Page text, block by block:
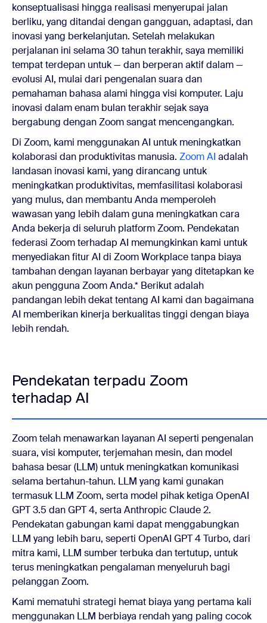
konseptualisasi hingga realisasi menyerupai jalan
berliku, yang ditandai dengan gangguan, adaptasi, dan
inovasi yang berkelanjutan. Setelah melakukan
perjalanan ini selama 30 tahun terakhir, saya memiliki
tempat terdepan untuk — dan berperan aktif dalam —
evolusi AI, mulai dari pengenalan suara dan
pemahaman bahasa alami hingga visi komputer. Laju
inovasi dalam enam bulan terakhir sejak saya
bergabung dengan Zoom sangat mencengangkan.
Di Zoom, kami menggunakan AI untuk meningkatkan
kolaborasi dan produktivitas manusia. Zoom AI adalah
landasan inovasi kami, yang dirancang untuk
meningkatkan produktivitas, memfasilitasi kolaborasi
yang mulus, dan membantu Anda memperoleh
wawasan yang lebih dalam guna meningkatkan cara
Anda bekerja di seluruh platform Zoom. Pendekatan
federasi Zoom terhadap AI memungkinkan kami untuk
menyediakan fitur AI di Zoom Workplace tanpa biaya
tambahan dengan layanan berbayar yang ditetapkan ke
akun pengguna Zoom Anda.* Berikut adalah
pandangan lebih dekat tentang AI kami dan bagaimana
AI memberikan kinerja berkualitas tinggi dengan biaya
lebih rendah.
Pendekatan terpadu Zoom
terhadap AI
Zoom telah menawarkan layanan AI seperti pengenalan
suara, visi komputer, terjemahan mesin, dan model
bahasa besar (LLM) untuk meningkatkan komunikasi
selama bertahun-tahun. LLM yang kami gunakan
termasuk LLM Zoom, serta model pihak ketiga OpenAI
GPT 3.5 dan GPT 4, serta Anthropic Claude 2.
Pendekatan gabungan kami dapat menggabungkan
LLM yang lebih baru, seperti OpenAI GPT 4 Turbo, dari
mitra kami, LLM sumber terbuka dan tertutup, untuk
terus meningkatkan pengalaman menyeluruh bagi
pelanggan Zoom.
Kami mematuhi strategi hemat biaya yang pertama kali
menggunakan LLM berbiaya rendah yang paling cocok